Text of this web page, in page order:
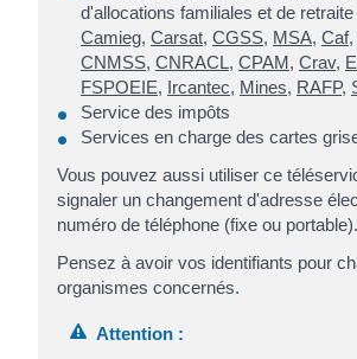
d'allocations familiales et de retraite
Camieg, Carsat, CGSS, MSA, Caf,
CNMSS, CNRACL, CPAM, Crav,
FSPOEIE, Ircantec, Mines, RAFP,
Service des impôts
Services en charge des cartes
Vous pouvez aussi utiliser ce
signaler un changement d'adresse
numéro de téléphone (fixe ou portable).
Pensez à avoir vos identifiants pour
organismes concernés.
Attention :